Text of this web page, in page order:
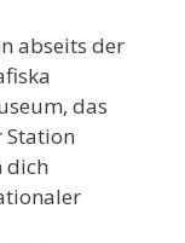
abseits der
das
Station
dich